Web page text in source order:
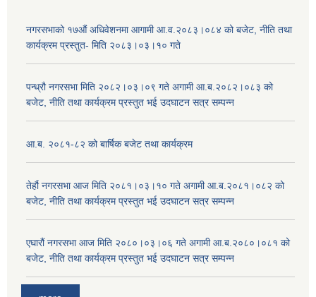
नगरसभाको १७औं अधिवेशनमा आगामी आ.व.२०८३।०८४ को बजेट, नीति तथा
कार्यक्रम प्रस्तुत- मिति २०८३।०३।१० गते
पन्ध्रौ नगरसभा मिति २०८२।०३।०९ गते अगामी आ.ब.२०८२।०८३ को
बजेट, नीति तथा कार्यक्रम प्रस्तुत भई उदघाटन सत्र सम्पन्न
आ.ब. २०८१-८२ को बार्षिक बजेट तथा कार्यक्रम
तेर्हौ नगरसभा आज मिति २०८१।०३।१० गते अगामी आ.ब.२०८१।०८२ को
बजेट, नीति तथा कार्यक्रम प्रस्तुत भई उदघाटन सत्र सम्पन्न
एघारौं नगरसभा आज मिति २०८०।०३।०६ गते अगामी आ.ब.२०८०।०८१ को
बजेट, नीति तथा कार्यक्रम प्रस्तुत भई उदघाटन सत्र सम्पन्न